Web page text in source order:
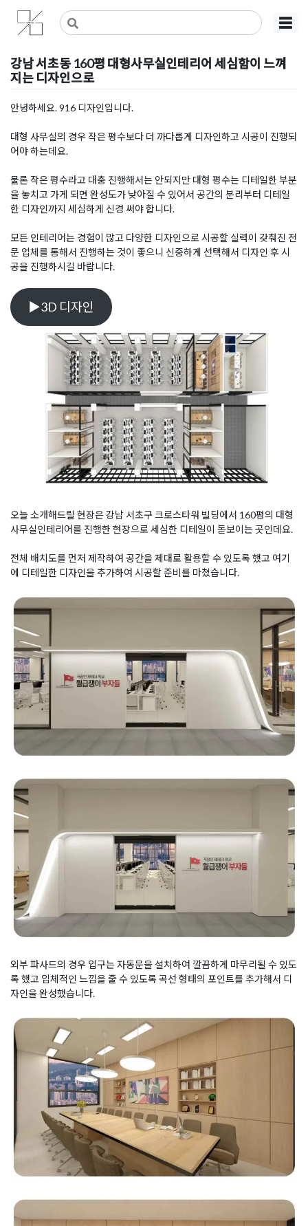
Skip
content
사무실인테리어 디자인 공사 비용견적 플랫폼
사무실인테리어 916
☰
강남 서초동 160평 대형사무실인테리어 세심함이 느껴
지는 디자인으로
Posted on2023년 1월 8일
안녕하세요. 916 디자인입니다.
대형 사무실의 경우 작은 평수보다 더 까다롭게 디자인하고 시공이 진행되
어야 하는데요.
물론 작은 평수라고 대충 진행해서는 안되지만 대형 평수는 디테일한 부분
을 놓치고 가게 되면 완성도가 낮아질 수 있어서 공간의 분리부터 디테일
한 디자인까지 세심하게 신경 써야 합니다.
모든 인테리어는 경험이 많고 다양한 디자인으로 시공할 실력이 갖춰진 전
문 업체를 통해서 진행하는 것이 좋으니 신중하게 선택해서 디자인 후 시
공을 진행하시길 바랍니다.
▶3D 디자인
오늘 소개해드릴 현장은 강남 서초구 크로스타워 빌딩에서 160평의 대형
사무실인테리어를 진행한 현장으로 세심한 디테일이 돋보이는 곳인데요.
전체 배치도를 먼저 제작하여 공간을 제대로 활용할 수 있도록 했고 여기
에 디테일한 디자인을 추가하여 시공할 준비를 마쳤습니다.
외부 파사드의 경우 입구는 자동문을 설치하여 깔끔하게 마무리될 수 있도
록 했고 입체적인 느낌을 줄 수 있도록 곡선 형태의 포인트를 추가해서 디
자인을 완성했습니다.